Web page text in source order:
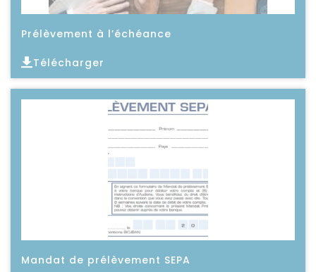
Prélèvement à l’échéance
Télécharger
Lire l'article
Mandat de prélèvement SEPA